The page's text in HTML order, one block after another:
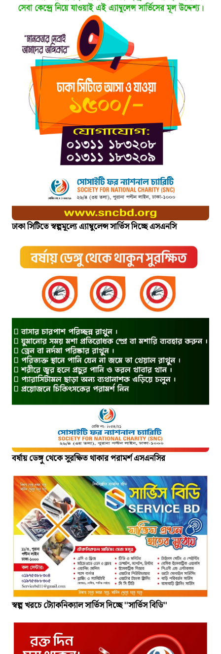
ঢাকা সিটিতে স্বল্পমূল্যে এ্যাম্বুলেন্স সার্ভিস দিচ্ছে এসএনসি
বর্ষায় ডেঙ্গু থেকে সুরক্ষিত থাকার পরামর্শ এসএনসির
স্বল্প খরচে ট্যোকনিক্যাল সার্ভিস দিচ্ছে ''সার্ভিস বিডি''